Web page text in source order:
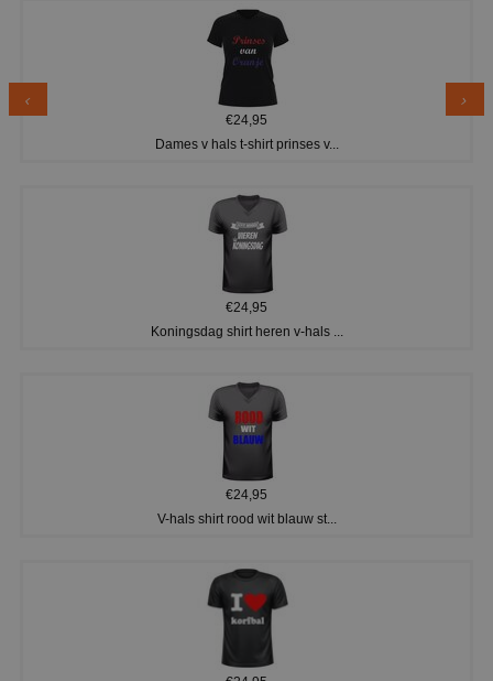
€24,95
Dames v hals t-shirt prinses v...
€24,95
Koningsdag shirt heren v-hals ...
€24,95
V-hals shirt rood wit blauw st...